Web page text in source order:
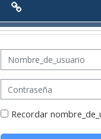
Saltar a contenido
Menú
Red de
Nombre_de_usuario
Contraseña
Recordar